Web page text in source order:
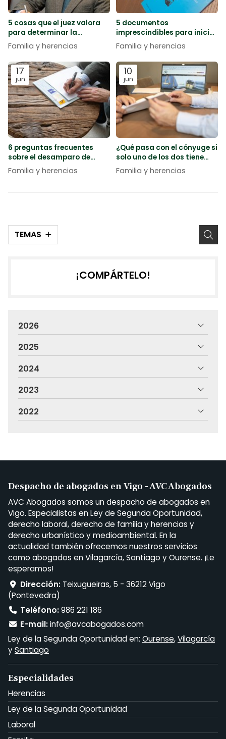
TEMAS
5 cosas que el juez valora
para determinar la
custodia de los hijos
Familia y herencias
5 documentos
imprescindibles para iniciar
los trámites de una
herencia
Familia y herencias
17
jun
6 preguntas frecuentes
sobre el desamparo de
menores
Familia y herencias
10
jun
¿Qué pasa con el cónyuge si
solo uno de los dos tiene
deudas?
Familia y herencias
¡COMPÁRTELO!
2026
2025
2024
2023
2022
Despacho de abogados en Vigo - AVC Abogados
AVC Abogados somos un despacho de abogados en
Vigo. Especialistas en Ley de Segunda Oportunidad,
derecho laboral, derecho de familia y herencias y
derecho urbanístico y medioambiental. En la
actualidad también ofrecemos nuestros servicios
como abogados en Vilagarcía, Santiago y Ourense. ¡Le
esperamos!
Dirección: Teixugueiras, 5 - 36212 Vigo
(Pontevedra)
Teléfono:986 221 186
E-mail:info@avcabogados.com
Ley de la Segunda Oportunidad en: Ourense,Vilagarcía
ySantiago
Especialidades
Herencias
Ley de la Segunda Oportunidad
Laboral